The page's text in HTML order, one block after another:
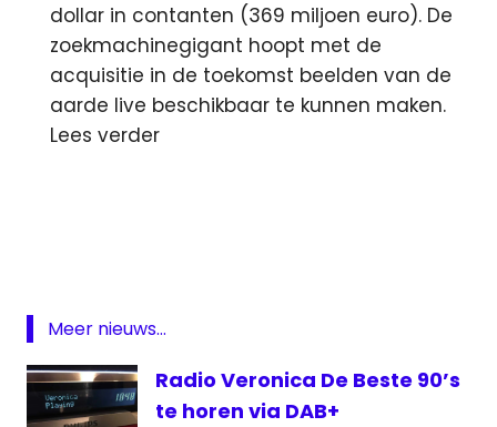
dollar in contanten (369 miljoen euro). De
zoekmachinegigant hoopt met de
acquisitie in de toekomst beelden van de
aarde live beschikbaar te kunnen maken.
Lees verder
kabel
KPN
Meer nieuws...
Radio Veronica De Beste 90’s
te horen via DAB+